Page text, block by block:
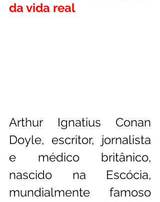
da vida real
Arthur Ignatius Conan
Doyle, escritor, jornalista
e médico britânico,
nascido na Escócia,
mundialmente famoso